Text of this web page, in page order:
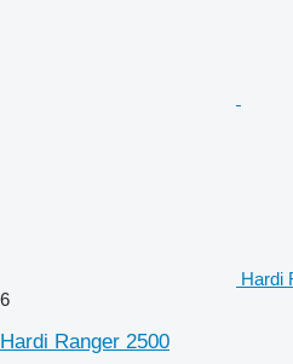
Hardi
6
Hardi Ranger 2500